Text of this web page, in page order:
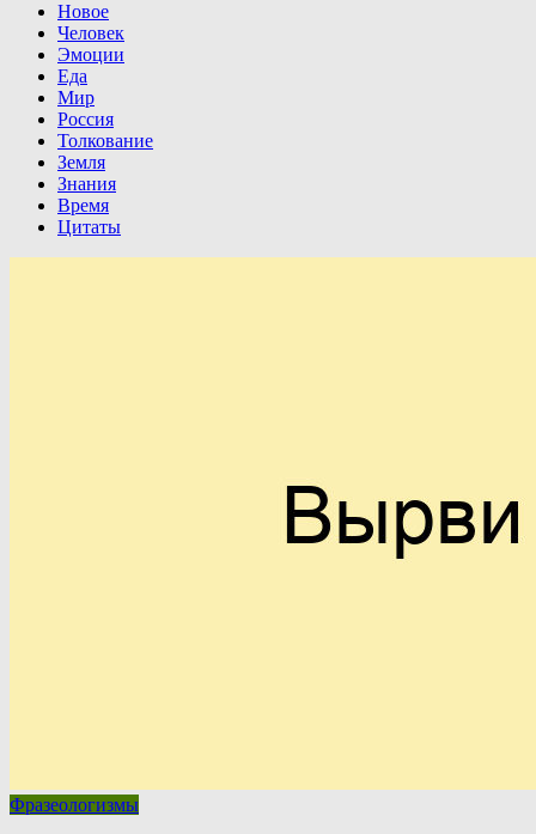
Новое
Человек
Эмоции
Еда
Мир
Россия
Толкование
Земля
Знания
Время
Цитаты
Фразеологизмы